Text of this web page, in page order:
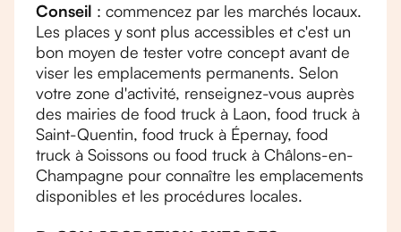
Conseil : commencez par les marchés locaux.
Les places y sont plus accessibles et c'est un
bon moyen de tester votre concept avant de
viser les emplacements permanents. Selon
votre zone d'activité, renseignez-vous auprès
des mairies de food truck à Laon, food truck à
Saint-Quentin, food truck à Épernay, food
truck à Soissons ou food truck à Châlons-en-
Champagne pour connaître les emplacements
disponibles et les procédures locales.